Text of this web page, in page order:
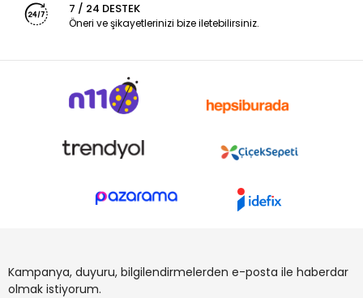
7 / 24 DESTEK
Öneri ve şikayetlerinizi bize iletebilirsiniz.
Kampanya, duyuru, bilgilendirmelerden e-posta ile haberdar
olmak istiyorum.